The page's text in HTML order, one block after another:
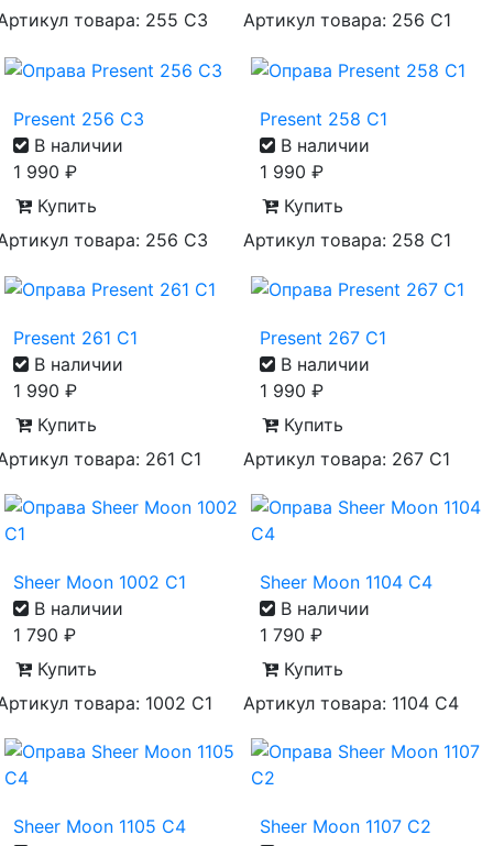
товара: 255 С3
Артикул товара: 256 С1
Present 256 C3
В наличии
1 990 ₽
Купить
товара: 256 С3
Present 258 C1
В наличии
1 990 ₽
Купить
Артикул товара: 258 С1
Present 261 C1
В наличии
1 990 ₽
Купить
товара: 261 C1
Present 267 C1
В наличии
1 990 ₽
Купить
Артикул товара: 267 С1
Sheer Moon 1002 C1
В наличии
1 790 ₽
Купить
товара: 1002 С1
Sheer Moon 1104 C4
В наличии
1 790 ₽
Купить
Артикул товара: 1104 С4
Sheer Moon 1105 C4
Sheer Moon 1107 C2